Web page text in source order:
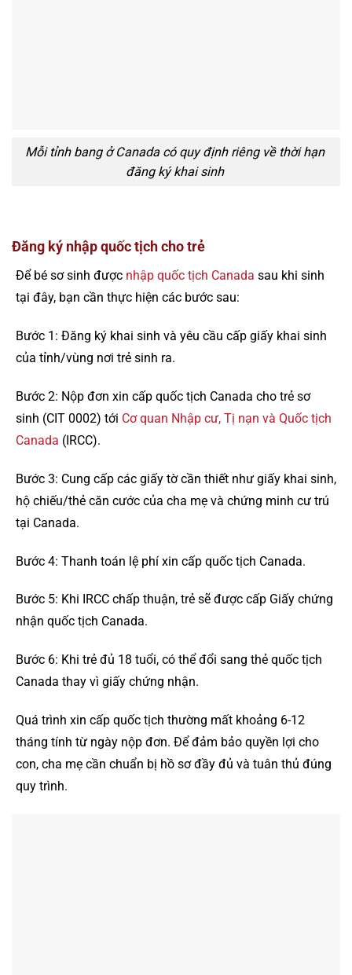
Mỗi tỉnh bang ở Canada có quy định riêng về thời hạn
đăng ký khai sinh
Đăng ký nhập quốc tịch cho trẻ
Để bé sơ sinh được nhập quốc tịch Canada sau khi sinh
tại đây, bạn cần thực hiện các bước sau:
Bước 1: Đăng ký khai sinh và yêu cầu cấp giấy khai sinh
của tỉnh/vùng nơi trẻ sinh ra.
Bước 2: Nộp đơn xin cấp quốc tịch Canada cho trẻ sơ
sinh (CIT 0002) tới Cơ quan Nhập cư, Tị nạn và Quốc tịch
Canada (IRCC).
Bước 3: Cung cấp các giấy tờ cần thiết như giấy khai sinh,
hộ chiếu/thẻ căn cước của cha mẹ và chứng minh cư trú
tại Canada.
Bước 4: Thanh toán lệ phí xin cấp quốc tịch Canada.
Bước 5: Khi IRCC chấp thuận, trẻ sẽ được cấp Giấy chứng
nhận quốc tịch Canada.
Bước 6: Khi trẻ đủ 18 tuổi, có thể đổi sang thẻ quốc tịch
Canada thay vì giấy chứng nhận.
Quá trình xin cấp quốc tịch thường mất khoảng 6-12
tháng tính từ ngày nộp đơn. Để đảm bảo quyền lợi cho
con, cha mẹ cần chuẩn bị hồ sơ đầy đủ và tuân thủ đúng
quy trình.